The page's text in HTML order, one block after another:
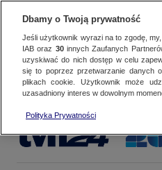
Dbamy o Twoją prywatność
Jeśli użytkownik wyrazi na to zgodę,
IAB oraz 30innych Zaufanych
uzyskiwać do nich dostęp w celu
się to poprzez przetwarzanie danych
plikach cookie. Użytkownik może
uzasadniony interes w dowolnym
Polityka Prywatności